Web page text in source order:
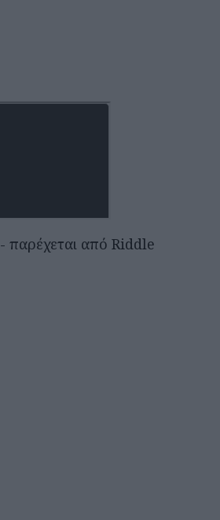
- παρέχεται από Riddle